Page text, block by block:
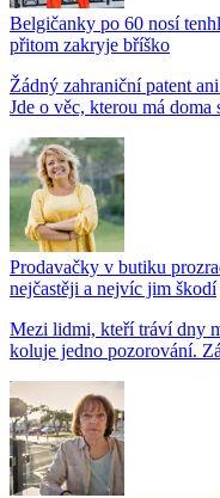
Belgičanky po 60 nosí
přitom zakryje bříško
Žádný zahraniční patent
Jde o věc, kterou má doma
Prodavačky v butiku
nejčastěji a nejvíc jim škodí
Mezi lidmi, kteří tráví dny
koluje jedno pozorování.